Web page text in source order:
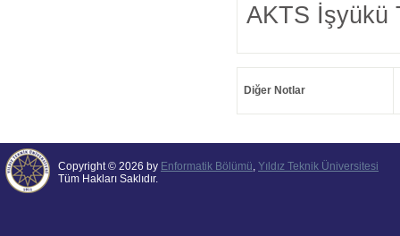
AKTS İşyükü
Diğer Notlar
Copyright © 2026 by Enformatik Bölümü, Yıldız Teknik Üniversitesi
Tüm Hakları Saklıdır.